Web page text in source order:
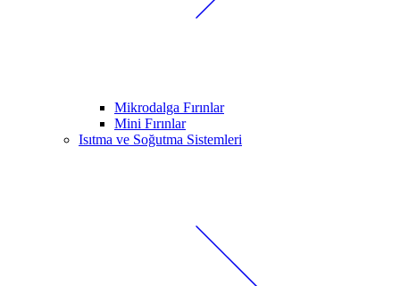
Mikrodalga Fırınlar
Mini Fırınlar
Isıtma ve Soğutma Sistemleri